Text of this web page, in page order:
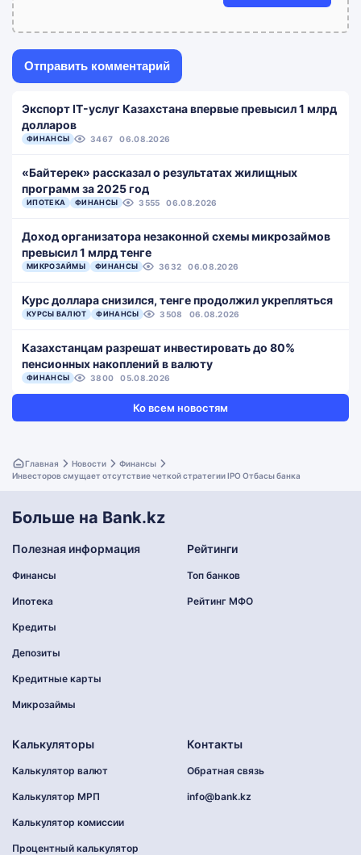
Экспорт IT-услуг Казахстана впервые превысил 1 млрд
долларов
ФИНАНСЫ 3467 06.08.2026
«Байтерек» рассказал о результатах жилищных
программ за 2025 год
ИПОТЕКА ФИНАНСЫ 3555 06.08.2026
Доход организатора незаконной схемы микрозаймов
превысил 1 млрд тенге
МИКРОЗАЙМЫ ФИНАНСЫ 3632 06.08.2026
Курс доллара снизился, тенге продолжил укрепляться
КУРСЫ ВАЛЮТ ФИНАНСЫ 3508 06.08.2026
Казахстанцам разрешат инвестировать до 80%
пенсионных накоплений в валюту
ФИНАНСЫ 3800 05.08.2026
Ко всем новостям
Главная Новости
Финансы
Инвесторов смущает отсутствие четкой стратегии IPO Отбасы банка
Больше на Bank.kz
Полезная информация
Финансы
Ипотека
Кредиты
Депозиты
Кредитные карты
Микрозаймы
Рейтинги
Топ банков
Рейтинг МФО
Калькуляторы
Калькулятор валют
Калькулятор МРП
Калькулятор комиссии
Процентный калькулятор
Контакты
Обратная связь
info@bank.kz